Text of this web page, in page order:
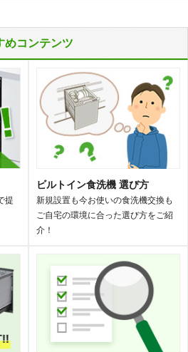
めコンテンツ
提
ビルトイン食洗機 選び方
新規設置も今お使いの食洗機交換も
ご自宅の環境に合った選び方をご紹
介！